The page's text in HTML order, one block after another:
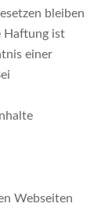
bleiben
Haftung ist
einer
Webseiten